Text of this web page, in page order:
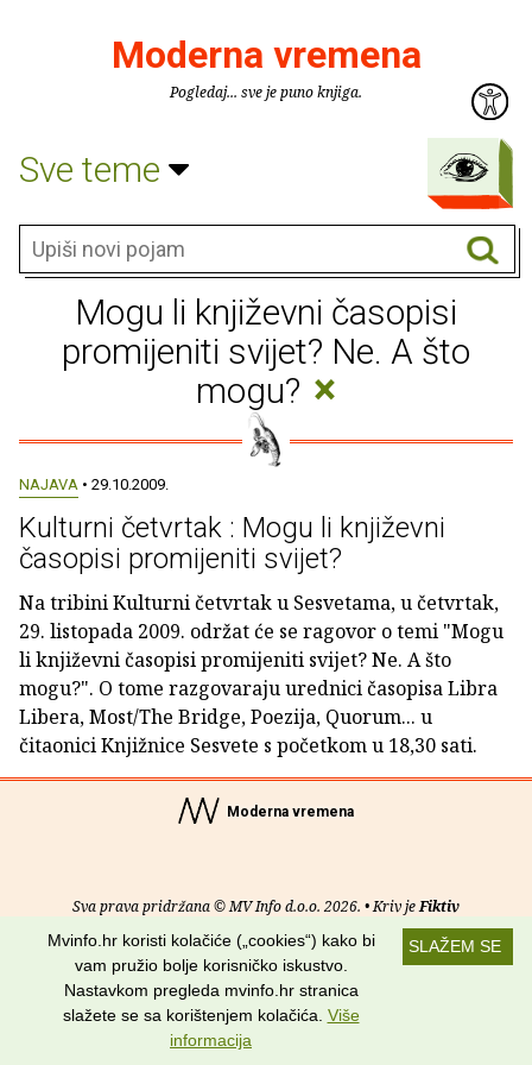
Moderna vremena
Pogledaj... sve je puno knjiga.
Sve teme
Mogu li književni časopisi
promijeniti svijet? Ne. A što
mogu? ×
NAJAVA • 29.10.2009.
Kulturni četvrtak : Mogu li književni
časopisi promijeniti svijet?
Na tribini Kulturni četvrtak u Sesvetama, u četvrtak,
29. listopada 2009. održat će se ragovor o temi "Mogu
li književni časopisi promijeniti svijet? Ne. A što
mogu?". O tome razgovaraju urednici časopisa Libra
Libera, Most/The Bridge, Poezija, Quorum... u
čitaonici Knjižnice Sesvete s početkom u 18,30 sati.
Moderna vremena
Sva prava pridržana © MV Info d.o.o. 2026. • Kriv jeFiktiv
Uvjeti korištenja RSS kanali
Potraži nas na:
SLAŽEM SE
Mvinfo.hr koristi kolačiće („cookies“) kako bi
vam pružio bolje korisničko iskustvo.
Nastavkom pregleda mvinfo.hr stranica
slažete se sa korištenjem kolačića. Više
informacija